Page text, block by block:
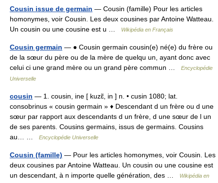
Cousin issue de germain — Cousin (famille) Pour les articles
homonymes, voir Cousin. Les deux cousines par Antoine Watteau.
Un cousin ou une cousine est u …
Wikipédia en Français
Cousin germain — ● Cousin germain cousin(e) né(e) du frère ou
de la sœur du père ou de la mère de quelqu un, ayant donc avec
celui ci une grand mère ou un grand père commun …
Encyclopédie
Universelle
cousin — 1. cousin, ine [ kuzɛ̃, in ] n. • cusin 1080; lat.
consobrinus « cousin germain » ♦ Descendant d un frère ou d une
sœur par rapport aux descendants d un frère, d une sœur de l un
de ses parents. Cousins germains, issus de germains. Cousins
au… …
Encyclopédie Universelle
Cousin (famille) — Pour les articles homonymes, voir Cousin. Les
deux cousines par Antoine Watteau. Un cousin ou une cousine est
un descendant, à n importe quelle génération, des …
Wikipédia en